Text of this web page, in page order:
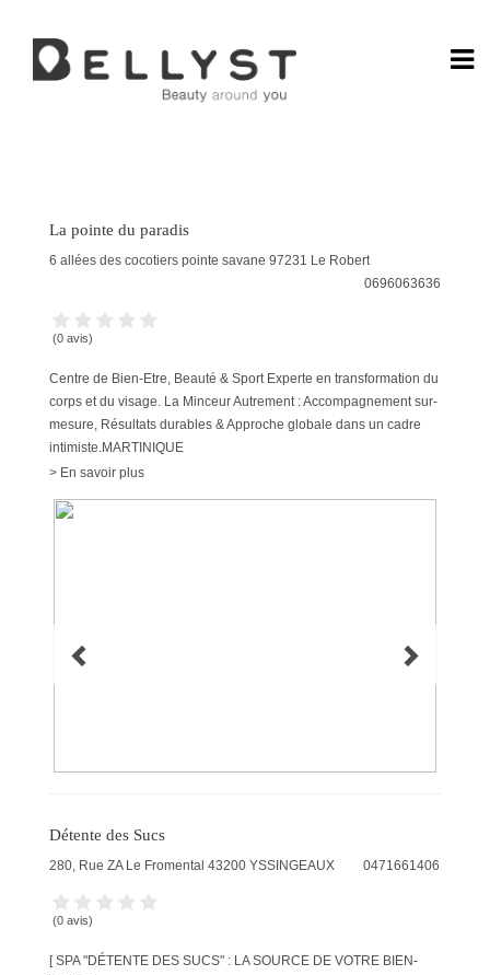
Sélectionnez une marque
Offres promotionnelles
Seulement les établissements présentant des réductions
La pointe du paradis
6 allées des cocotiers pointe savane 97231 Le Robert
0696063636
(0 avis)
Centre de Bien-Etre, Beauté & Sport Experte en transformation du
corps et du visage. La Minceur Autrement : Accompagnement sur-
mesure, Résultats durables & Approche globale dans un cadre
intimiste.MARTINIQUE
> En savoir plus
Détente des Sucs
280, Rue ZA Le Fromental 43200 YSSINGEAUX 0471661406
(0 avis)
[ SPA "DÉTENTE DES SUCS" : LA SOURCE DE VOTRE BIEN-